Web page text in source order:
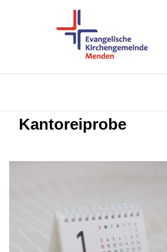
Kantoreiprobe